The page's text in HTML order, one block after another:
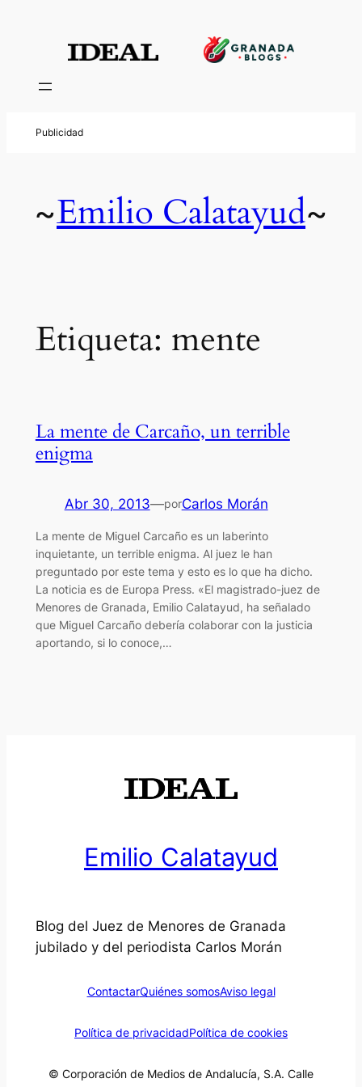
contenido
~Emilio Calatayud~
Etiqueta: mente
La mente de Carcaño, un terrible
enigma
Abr 30, 2013—porCarlos Morán
La mente de Miguel Carcaño es un laberinto
inquietante, un terrible enigma. Al juez le han
preguntado por este tema y esto es lo que ha dicho.
La noticia es de Europa Press. «El magistrado-juez de
Menores de Granada, Emilio Calatayud, ha señalado
que Miguel Carcaño debería colaborar con la justicia
aportando, si lo conoce,…
Emilio Calatayud
Blog del Juez de Menores de Granada
jubilado y del periodista Carlos Morán
ContactarQuiénes somosAviso legal
Política de privacidadPolítica de cookies
© Corporación de Medios de Andalucía, S.A. Calle